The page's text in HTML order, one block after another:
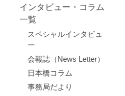
インタビュー・コラム
一覧
スペシャルインタビュ
ー
会報誌（News Letter）
日本橋コラム
事務局だより